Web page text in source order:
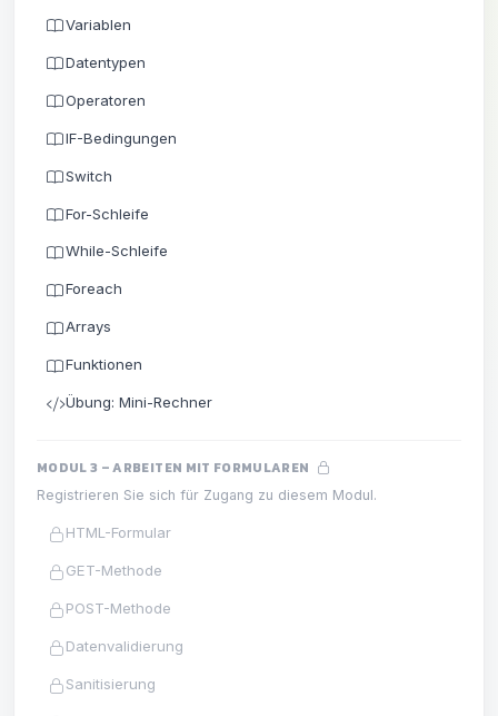
Variablen
Datentypen
Operatoren
IF-Bedingungen
Switch
For-Schleife
While-Schleife
Foreach
Arrays
Funktionen
Übung: Mini-Rechner
MODUL 3 – ARBEITEN MIT FORMULAREN
Registrieren Sie sich für Zugang zu diesem Modul.
HTML-Formular
GET-Methode
POST-Methode
Datenvalidierung
Sanitisierung